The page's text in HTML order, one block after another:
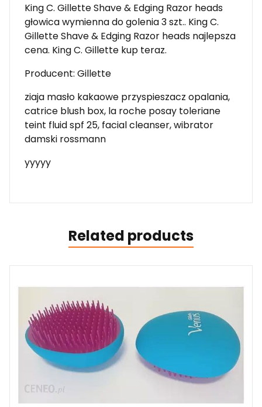
King C. Gillette Shave & Edging Razor heads
głowica wymienna do golenia 3 szt.. King C.
Gillette Shave & Edging Razor heads najlepsza
cena. King C. Gillette kup teraz.
Producent: Gillette
ziaja masło kakaowe przyspieszacz opalania,
catrice blush box, la roche posay toleriane
teint fluid spf 25, facial cleanser, wibrator
damski rossmann
yyyyy
Related products